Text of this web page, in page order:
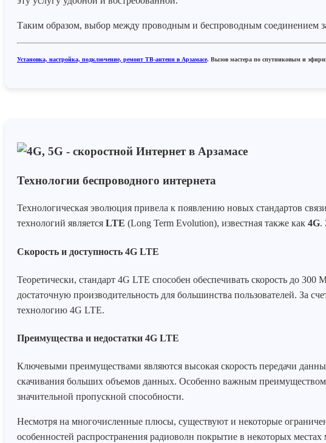
Таким образом, выбор между проводным и беспроводным соединением
Установка, настройка, подключение, ремонт ТВ-антенн в Арзамасе. Вызов мастера по спутниковым и
Технологии беспроводного интернета
Технологическая эволюция привела к появлению новых стандартов
технологий является LTE (Long Term Evolution), известная также как 4G.
Скорость и доступность 4G LTE
Теоретически, стандарт 4G LTE способен обеспечивать скорость до
достаточную производительность для большинства пользователей. За
технологию 4G LTE.
Преимущества и недостатки 4G LTE
Ключевыми преимуществами являются высокая скорость передачи
скачивания больших объемов данных. Особенно важным преимуществом
значительной пропускной способности.
Несмотря на многочисленные плюсы, существуют и некоторые
особенностей распространения радиоволн покрытие в некоторых местах